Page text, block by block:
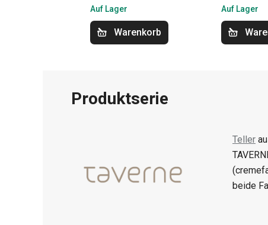
Auf Lager
Warenkorb
Auf Lager
Produktserie
Teller
beide